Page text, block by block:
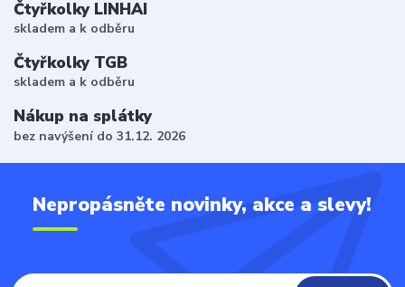
Čtyřkolky LINHAI
skladem a k odběru
Čtyřkolky TGB
skladem a k odběru
Nákup na splátky
bez navýšení do 31.12. 2026
Nepropásněte novinky, akce a slevy!